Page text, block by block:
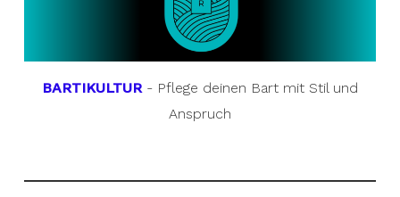
BARTIKULTUR- Pflege deinen Bart mit Stil und
Anspruch